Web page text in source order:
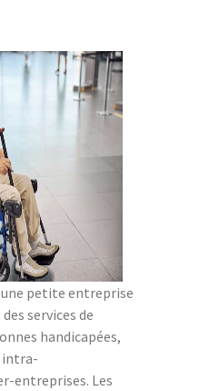
une petite entreprise
services de
handicapées,
intra-
entreprises. Les